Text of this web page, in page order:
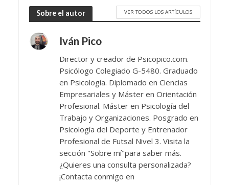
Sobre el autor VER TODOS LOS ARTÍCULOS
Iván Pico
Director y creador de Psicopico.com.
Psicólogo Colegiado G-5480. Graduado
en Psicología. Diplomado en Ciencias
Empresariales y Máster en Orientación
Profesional. Máster en Psicología del
Trabajo y Organizaciones. Posgrado en
Psicología del Deporte y Entrenador
Profesional de Futsal Nivel 3. Visita la
sección "Sobre mí"para saber más.
¿Quieres una consulta personalizada?
¡Contacta conmigo en